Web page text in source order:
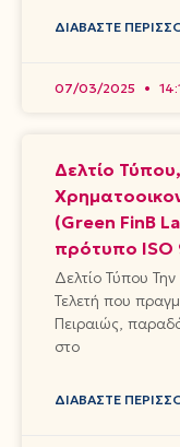
ΔΙΑΒΆΣΤΕ
07/03/2025
Δελτίο
(Green FinB
πρότυπο ISO
Δελτίο Τύπου
Τελετή που
Πειραιώς,
στο
ΔΙΑΒΆΣΤΕ